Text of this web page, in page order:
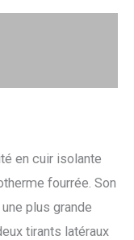
en cuir isolante
fourrée. Son
plus grande
tirants latéraux